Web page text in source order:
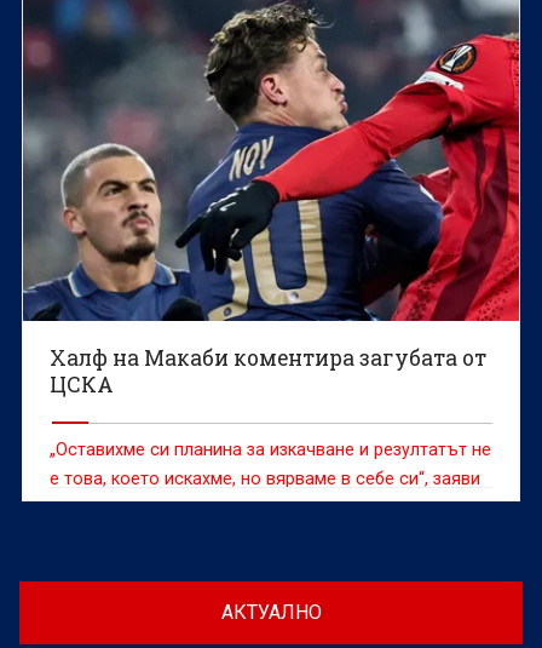
Халф на Макаби коментира загубата от
ЦСКА
„Оставихме си планина за изкачване и резултатът не
е това, което искахме, но вярваме в себе си“, заяви
Итамар Ной
АКТУАЛНО